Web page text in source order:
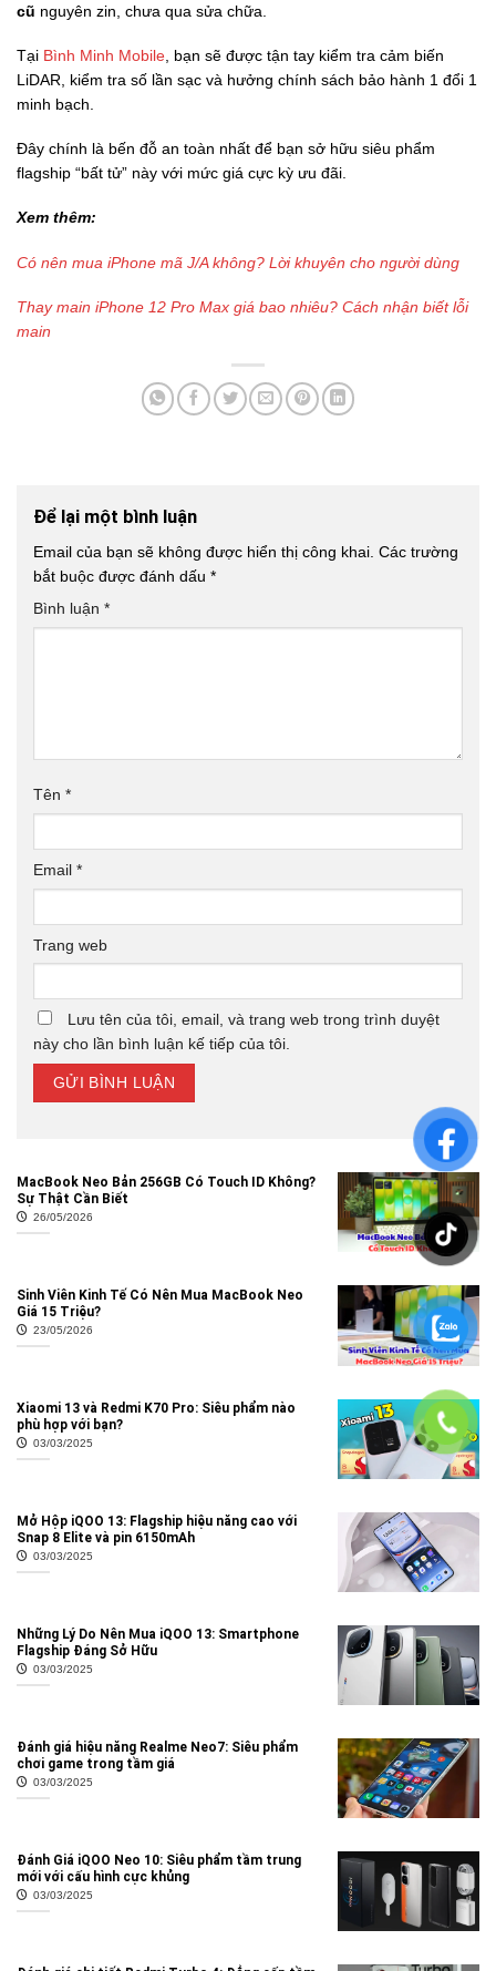
cũ nguyên zin, chưa qua sửa chữa.
Tại Bình Minh Mobile , bạn sẽ được tận tay kiểm tra cảm biến
LiDAR, kiểm tra số lần sạc và hưởng chính sách bảo hành 1 đổi 1
minh bạch.
Đây chính là bến đỗ an toàn nhất để bạn sở hữu siêu phẩm
flagship “bất tử” này với mức giá cực kỳ ưu đãi.
Xem thêm:
Có nên mua iPhone mã J/A không? Lời khuyên cho người dùng
Thay main iPhone 12 Pro Max giá bao nhiêu? Cách nhận biết lỗi
main
Để lại một bình luận
Email của bạn sẽ không được hiển thị công khai. Các trường
bắt buộc được đánh dấu *
Bình luận *
Tên *
Email *
Trang web
Lưu tên của tôi, email, và trang web trong trình duyệt
này cho lần bình luận kế tiếp của tôi.
MacBook Neo Bản 256GB Có Touch ID Không?
Sự Thật Cần Biết
26/05/2026
Sinh Viên Kinh Tế Có Nên Mua MacBook Neo
Giá 15 Triệu?
23/05/2026
Xiaomi 13 và Redmi K70 Pro: Siêu phẩm nào
phù hợp với bạn?
03/03/2025
Mở Hộp iQOO 13: Flagship hiệu năng cao với
Snap 8 Elite và pin 6150mAh
03/03/2025
Những Lý Do Nên Mua iQOO 13: Smartphone
Flagship Đáng Sở Hữu
03/03/2025
Đánh giá hiệu năng Realme Neo7: Siêu phẩm
chơi game trong tầm giá
03/03/2025
Đánh Giá iQOO Neo 10: Siêu phẩm tầm trung
mới với cấu hình cực khủng
03/03/2025